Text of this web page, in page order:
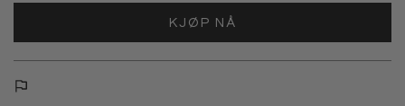
KJØP NÅ